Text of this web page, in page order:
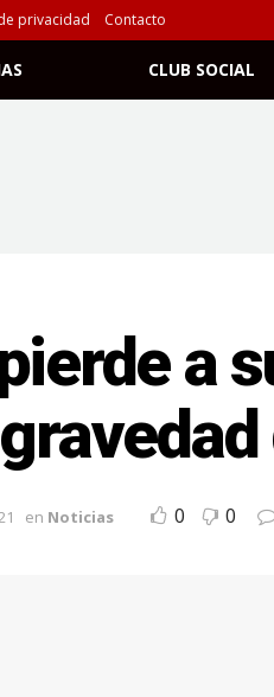
privacidad Contacto
CLUB SOCIAL
a
en Noticias 0 0